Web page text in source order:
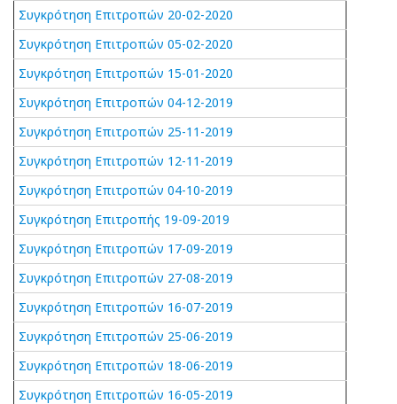
Συγκρότηση Επιτροπών 20-02-2020
Συγκρότηση Επιτροπών 05-02-2020
Συγκρότηση Επιτροπών 15-01-2020
Συγκρότηση Επιτροπών 04-12-2019
Συγκρότηση Επιτροπών 25-11-2019
Συγκρότηση Επιτροπών 12-11-2019
Συγκρότηση Επιτροπών 04-10-2019
Συγκρότηση Επιτροπής 19-09-2019
Συγκρότηση Επιτροπών 17-09-2019
Συγκρότηση Επιτροπών 27-08-2019
Συγκρότηση Επιτροπών 16-07-2019
Συγκρότηση Επιτροπών 25-06-2019
Συγκρότηση Επιτροπών 18-06-2019
Συγκρότηση Επιτροπών 16-05-2019